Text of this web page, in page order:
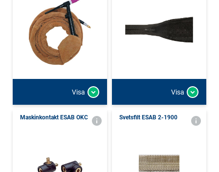
Visa Visa
Maskinkontakt ESAB OKC Svetsfilt ESAB 2-1900